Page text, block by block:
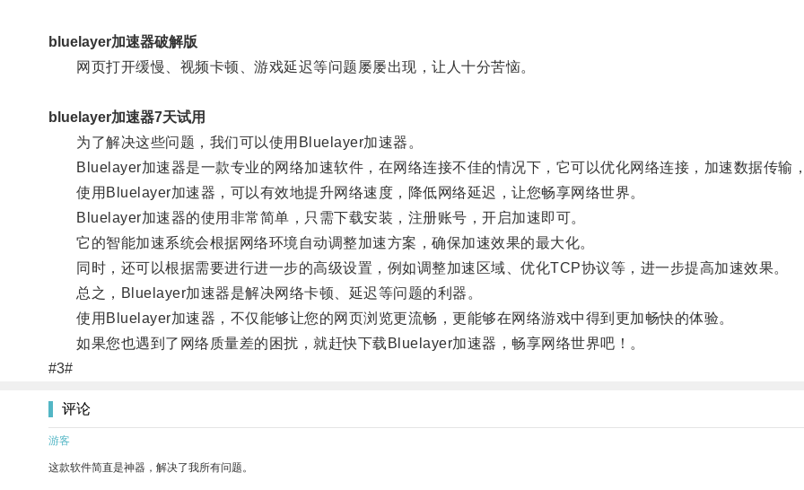
bluelayer加速器破解版
网页打开缓慢、视频卡顿、游戏延迟等问题屡屡出现，让人十分苦恼。
bluelayer加速器7天试用
为了解决这些问题，我们可以使用Bluelayer加速器。
Bluelayer加速器是一款专业的网络加速软件，在网络连接不佳的情况下，它可以优化网络连接，加速数据传输
使用Bluelayer加速器，可以有效地提升网络速度，降低网络延迟，让您畅享网络世界。
Bluelayer加速器的使用非常简单，只需下载安装，注册账号，开启加速即可。
它的智能加速系统会根据网络环境自动调整加速方案，确保加速效果的最大化。
同时，还可以根据需要进行进一步的高级设置，例如调整加速区域、优化TCP协议等，进一步提高加速效果。
总之，Bluelayer加速器是解决网络卡顿、延迟等问题的利器。
使用Bluelayer加速器，不仅能够让您的网页浏览更流畅，更能够在网络游戏中得到更加畅快的体验。
如果您也遇到了网络质量差的困扰，就赶快下载Bluelayer加速器，畅享网络世界吧！。
#3#
评论
游客
这款软件简直是神器，解决了我所有问题。